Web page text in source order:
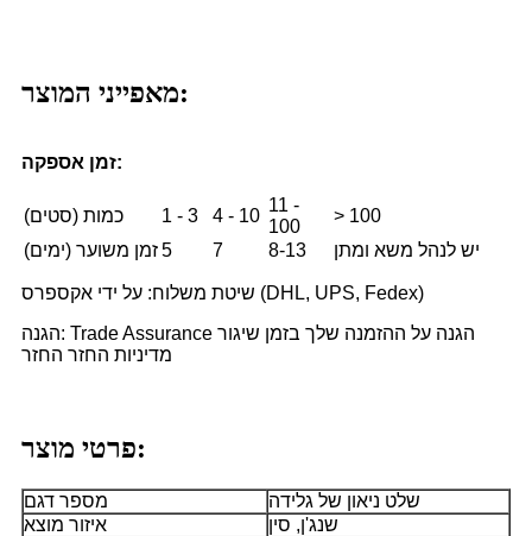
מאפייני המוצר:
זמן אספקה:
כמות (סטים) 1 - 3 4 - 10
11 -
100
> 100
זמן משוער (ימים)5 7 8-13 יש לנהל משא ומתן
שיטת משלוח: על ידי אקספרס (DHL, UPS, Fedex)
הגנה: Trade Assurance הגנה על ההזמנה שלך בזמן שיגור
מדיניות החזר החזר
פרטי מוצר:
מספר דגם
שלט ניאון של גלידה
איזור מוצא
שנג'ן, סין